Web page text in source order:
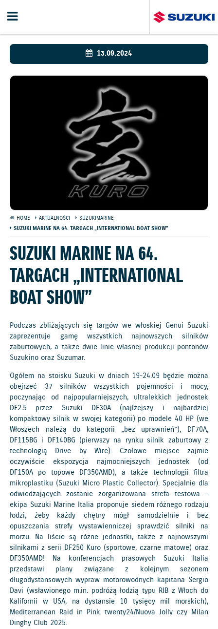
13.09.2024
HOME AKTUALNOŚCI
SUZUKIMARINE
SUZUKI MARINE NA 64. TARGACH „INTERNATIONAL BOAT SHOW”
SUZUKI MARINE NA 64.
TARGACH „INTERNATIONAL
BOAT SHOW”
Podczas zbliżających się targów we włoskiej Genui Suzuki
zaprezentuje gamę wszystkich najnowszych silników
zaburtowych, a także dwie linie własnej produkcji pontonów
Suzukino oraz Suzumar.
Ogółem na stoisku Suzuki w dniach 19-24.09 będzie można
obejrzeć 37 silników wszystkich pojemności i mocy,
poczynając od najpopularniejszych, ultralekkich jednostek
DF2.5 przez Suzuki DF30A (najlżejszy i najbardziej
kompaktowy silnik w swojej kategorii) po modele 40 HP (we
Włoszech należą do kategorii „bez uprawnień”), DF70A,
DF115BG i DF140BG (pierwszy na rynku silnik zaburtowy z
technologią Drive by Wire). Czołowe miejsce zajmie
oczywiście ekspozycja najmocniejszych jednostek (od
DF150A po topowe DF350AMD), a także technologii filtra
mikroplastiku (Suzuki Micro Plastic Collector). Specjalnie dla
odwiedzających zostanie zorganizowana strefa testowa –
ekipa Suzuki Marine Italia proponuje siedem różnego rodzaju
łodzi, żeby każdy chętny mógł samodzielnie i bez
opuszczania strefy wystawienniczej sprawdzić silniki na
morzu. Na liście są różne jednostki, także z najnowszymi
silnikami z serii DF250 Kuro (sportowe, czarne matowe) oraz
DF350AMD! Na konferencjach prasowych Suzuki Italia
przedstawi plany związane z kolejnym sezonem
długodystansowych wypraw motorowodnych kapitana Sergio
Davi (wsławionego m.in. podróżą łodzią typu RIB z Włoch do
Kalifornii w USA, na dystansie 10 tysięcy mil morskich),
Mediterranean Raid in Pink twenty24/Nuova Jolly czy Milan
Dinghy Club 2025.